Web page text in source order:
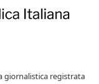
giornalistica registrata